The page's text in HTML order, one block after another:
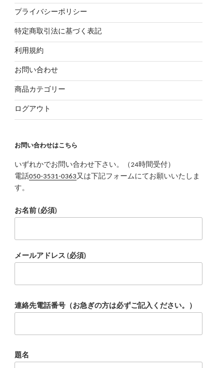
プライバシーポリシー
特定商取引法に基づく表記
利用規約
お問い合わせ
商品カテゴリー
ログアウト
お問い合わせはこちら
いずれかでお問い合わせ下さい。（24時間受付）
電話050-3531-0363又は下記フォームにてお願いいたしま
す。
お名前 (必須)
メールアドレス (必須)
連絡先電話番号（お急ぎの方は必ずご記入ください。）
題名